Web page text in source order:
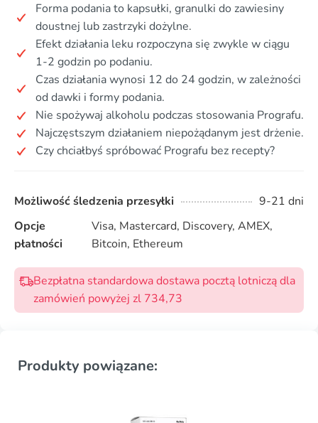
Forma podania to kapsułki, granulki do zawiesiny
doustnej lub zastrzyki dożylne.
Efekt działania leku rozpoczyna się zwykle w ciągu
1-2 godzin po podaniu.
Czas działania wynosi 12 do 24 godzin, w zależności
od dawki i formy podania.
Nie spożywaj alkoholu podczas stosowania Prografu.
Najczęstszym działaniem niepożądanym jest drżenie.
Czy chciałbyś spróbować Prografu bez recepty?
Możliwość śledzenia przesyłki
9-21 dni
Opcje
płatności
Visa, Mastercard, Discovery, AMEX,
Bitcoin, Ethereum
Bezpłatna standardowa dostawa pocztą lotniczą dla
zamówień powyżej zl 734,73
Produkty powiązane: